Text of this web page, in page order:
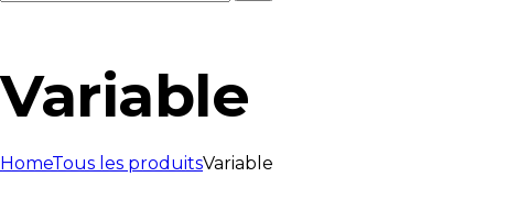
Variable
HomeTous les produitsVariable